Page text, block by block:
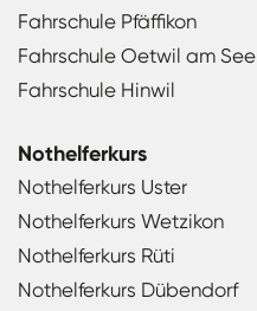
Fahrschule Pfäffikon
Fahrschule Oetwil am See
Fahrschule Hinwil
Nothelferkurs
Nothelferkurs Uster
Nothelferkurs Wetzikon
Nothelferkurs Rüti
Nothelferkurs Dübendorf